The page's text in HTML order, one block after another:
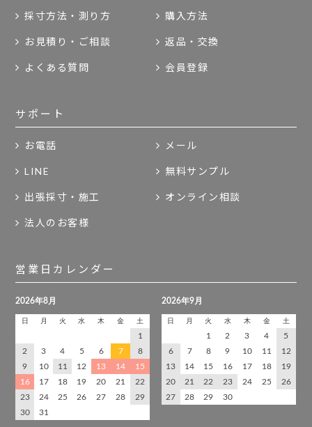
採寸方法・測り方 購入方法
お見積り・ご相談 返品・交換
よくある質問 会員登録
サポート
お電話 メール
LINE 無料サンプル
出張採寸・施工 オンライン相談
法人のお客様
営業日カレンダー